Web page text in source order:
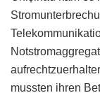
mussten ihren